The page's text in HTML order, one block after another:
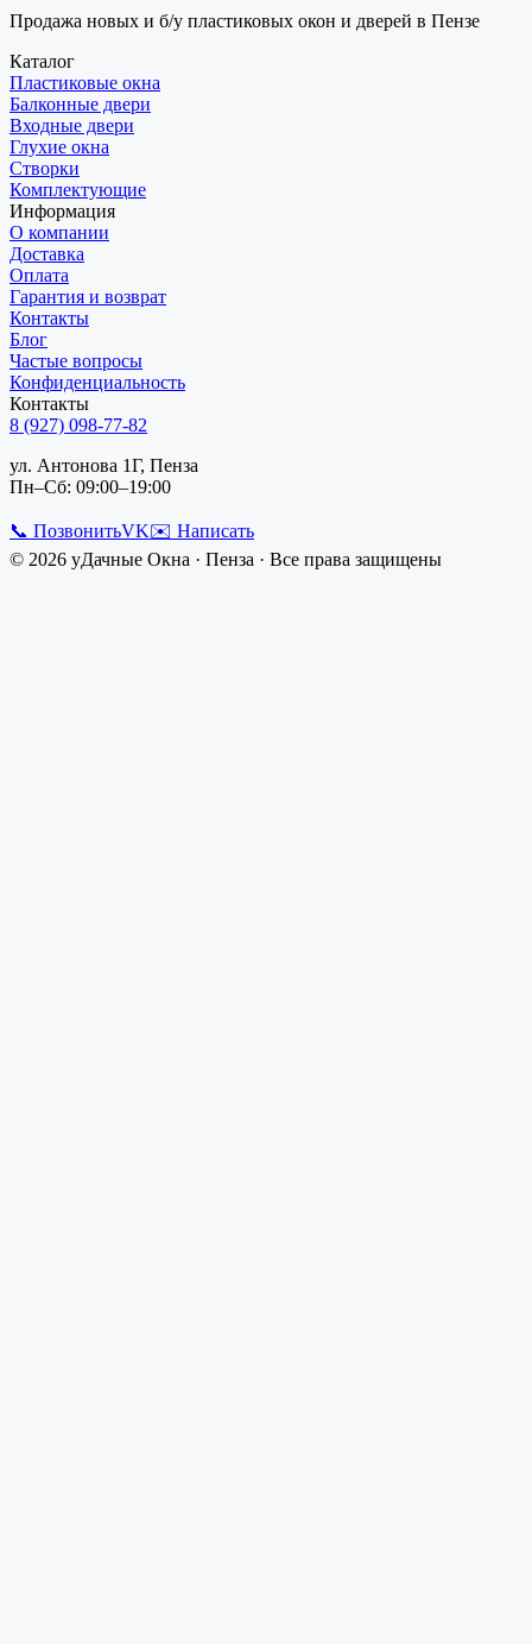
Продажа новых и б/у пластиковых окон и дверей в Пензе
Каталог
Пластиковые окна
Балконные двери
Входные двери
Глухие окна
Створки
Комплектующие
Информация
О компании
Доставка
Оплата
Гарантия и возврат
Контакты
Блог
Частые вопросы
Конфиденциальность
Контакты
8 (927) 098-77-82
ул. Антонова 1Г, Пенза
Пн–Сб: 09:00–19:00
📞 ПозвонитьVK✉️ Написать
© 2026 уДачные Окна · Пенза · Все права защищены